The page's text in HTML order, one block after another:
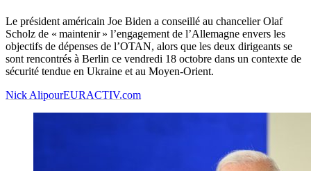
Le président américain Joe Biden a conseillé au chancelier Olaf
Scholz de « maintenir » l’engagement de l’Allemagne envers les
objectifs de dépenses de l’OTAN, alors que les deux dirigeants se
sont rencontrés à Berlin ce vendredi 18 octobre dans un contexte de
sécurité tendue en Ukraine et au Moyen-Orient.
Nick AlipourEURACTIV.com